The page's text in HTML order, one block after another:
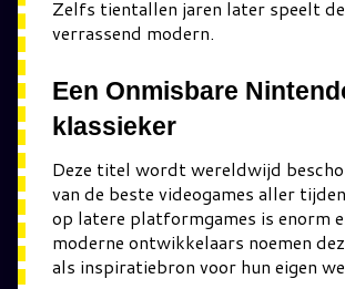
Zelfs tientallen jaren later speelt
verrassend modern.
Een Onmisbare
klassieker
Deze titel wordt wereldwijd
van de beste videogames aller
op latere platformgames is enorm
moderne ontwikkelaars noemen
als inspiratiebron voor hun eigen